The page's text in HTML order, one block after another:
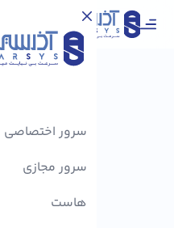
سرور اختصاصی
سرور مجازی
هاست